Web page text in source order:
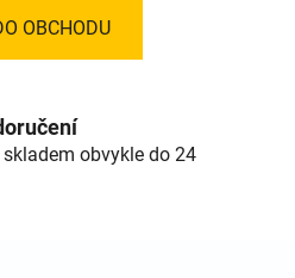
OBCHODU
skladem obvykle do 24